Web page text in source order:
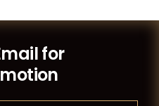
for